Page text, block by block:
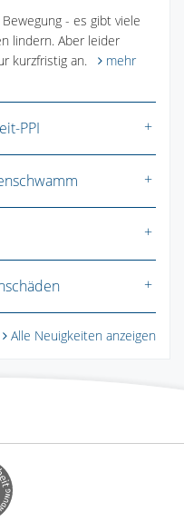
- es gibt viele
lindern. Aber leider
kurzfristig an.
mehr
PPI
Alle Neuigkeiten anzeigen